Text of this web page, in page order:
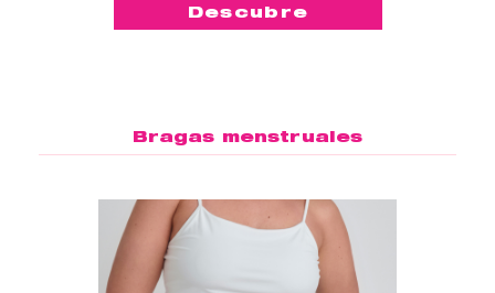
Descubre
Bragas menstruales